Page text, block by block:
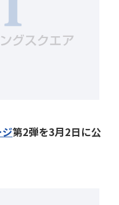
第2弾を3月2日に公